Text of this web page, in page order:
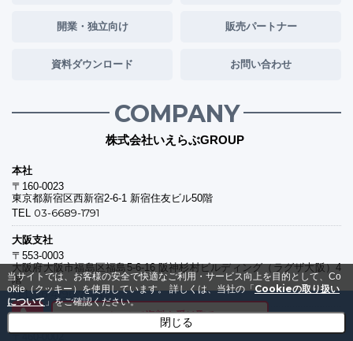
メールで資料を受け取る
開業・独立向け 販売パートナー
資料ダウンロード お問い合わせ
COMPANY
株式会社いえらぶGROUP
本社
〒160-0023
東京都新宿区西新宿2-6-1 新宿住友ビル50階
TEL 03-6689-1791
大阪支社
〒553-0003
大阪府大阪市福島区福島5-6-16 阪神杉村ビルディング（ラグザ大阪）4
階
TEL06-4796-7344
〒460-0002
当サイトでは、お客様の安全で快適なご利用・サービス向上を目的として、Co
okie（クッキー）を使用しています。詳しくは、当社の「Cookieの取り扱い
について 」をご確認ください。
閉じる